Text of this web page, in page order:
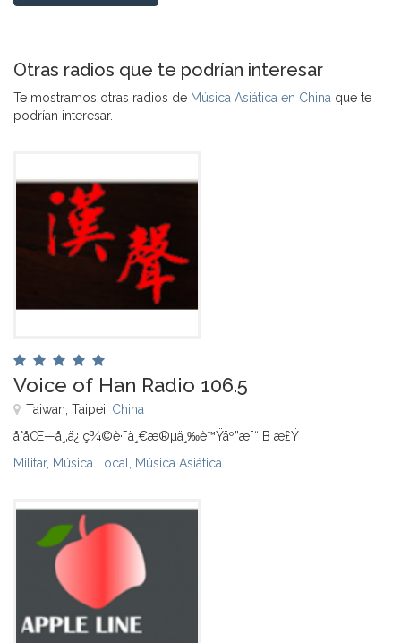
Otras radios que te podrían interesar
Te mostramos otras radios de Música Asiática en China que te
podrían interesar.
Voice of Han Radio 106.5
Taiwan, Taipei, China
å°åŒ—å¸‚ä¿¡ç¾©è·¯ä¸€æ®µä¸‰è™Ÿäº”æ¨“ B æ£Ÿ
Militar, Música Local Música Asiática